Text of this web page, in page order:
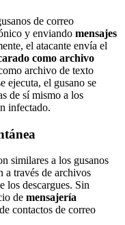
de correo
y enviando mensajes
el atacante envía el
como archivo
archivo de texto
ejecuta, el gusano se
de sí mismo a los
infectado.
similares a los gusanos
a través de archivos
los descargues. Sin
de mensajería
contactos de correo